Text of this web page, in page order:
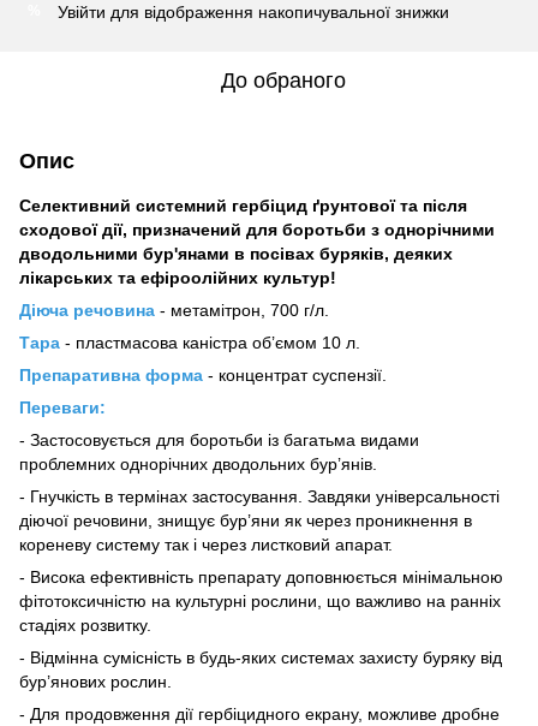
Увійти для відображення накопичувальної знижки
До обраного
Опис
Селективний системний гербіцид ґрунтової та після
сходової дії, призначений для боротьби з однорічними
дводольними бур'янами в посівах буряків, деяких
лікарських та ефіроолійних культур!
Діюча речовина - метамітрон, 700 г/л.
Тара - пластмасова каністра об’ємом 10 л.
Препаративна форма - концентрат суспензії.
Переваги:
- Застосовується для боротьби із багатьма видами
проблемних однорічних дводольних бур’янів.
- Гнучкість в термінах застосування. Завдяки універсальності
діючої речовини, знищує бур’яни як через проникнення в
кореневу систему так і через листковий апарат.
- Висока ефективність препарату доповнюється мінімальною
фітотоксичністю на культурні рослини, що важливо на ранніх
стадіях розвитку.
- Відмінна сумісність в будь-яких системах захисту буряку від
бур’янових рослин.
- Для продовження дії гербіцидного екрану, можливе дробне